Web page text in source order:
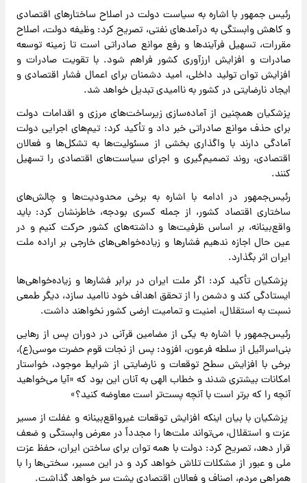
رئیس جمهور با اشاره به سیاست دولت در اصلاح ساختارهای اقتصادی
و کاهش وابستگی به درآمدهای نفتی، تصریح کرد: وظیفه دولت، اصلاح
مقررات، تسهیل فرآیندها و رفع موانع صادراتی است تا زمینه توسعه
صادرات و افزایش ارزآوری کشور فراهم شود. با تقویت صادرات و
افزایش توان تولید داخلی، امید دشمنان برای اعمال فشار اقتصادی و
ایجاد نارضایتی در کشور به ناامیدی تبدیل خواهد شد.
پزشکیان همچنین از آماده‌سازی زیرساخت‌های مرزی و اقدامات دولت
برای حذف موانع صادراتی خبر داد و تأکید کرد: تیم‌های اجرایی دولت
آمادگی دارند با واگذاری بخشی از مسئولیت‌ها به تشکل‌ها و فعالان
اقتصادی، روند تصمیم‌گیری و اجرای سیاست‌های اقتصادی را تسهیل
کنند.
رئیس‌جمهور در ادامه با اشاره به برخی محدودیت‌ها و چالش‌های
ساختاری اقتصاد کشور، از جمله کسری بودجه، خاطرنشان کرد: باید
واقع‌بینانه، بر اساس ظرفیت‌ها و داشته‌های کشور حرکت کنیم و در
عین حال اجازه ندهیم فشارها و زیاده‌خواهی‌های خارجی بر اراده ملت
ایران اثر بگذارد.
پزشکیان تأکید کرد: اگر ملت ایران در برابر فشارها و زیاده‌خواهی‌ها
ایستادگی کند و دشمن را از تحقق اهداف خود ناامید سازد، دیگر طمعی
نسبت به استقلال، امنیت و تمامیت ارضی کشور نخواهند داشت.
رئیس‌جمهور با اشاره به یکی از مضامین قرآنی در دوران پس از رهایی
بنی‌اسرائیل از سلطه فرعون، افزود: پس از نجات قوم حضرت موسی(ع)،
برخی با افزایش سطح توقعات و نارضایتی از شرایط موجود، خواستار
امکانات بیشتری شدند و خطاب الهی به آنان این بود که «آیا می‌خواهید
آنچه را که برتر است با آنچه پست‌تر است معاوضه کنید؟»
پزشکیان با بیان اینکه افزایش توقعات غیرواقع‌بینانه و غفلت از مسیر
عزت و استقلال، می‌تواند ملت‌ها را مجدداً در معرض وابستگی و ضعف
قرار دهد، تصریح کرد: دولت با همه توان برای ساختن ایران، حفظ عزت
ملی و عبور از مشکلات تلاش خواهد کرد و در این مسیر، سختی‌ها را با
همراهی مردم، اصناف و فعالان اقتصادی پشت سر خواهد گذاشت.